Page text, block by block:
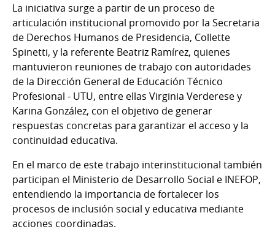
La iniciativa surge a partir de un proceso de
articulación institucional promovido por la Secretaria
de Derechos Humanos de Presidencia, Collette
Spinetti, y la referente Beatriz Ramírez, quienes
mantuvieron reuniones de trabajo con autoridades
de la Dirección General de Educación Técnico
Profesional - UTU, entre ellas Virginia Verderese y
Karina González, con el objetivo de generar
respuestas concretas para garantizar el acceso y la
continuidad educativa.
En el marco de este trabajo interinstitucional también
participan el Ministerio de Desarrollo Social e INEFOP,
entendiendo la importancia de fortalecer los
procesos de inclusión social y educativa mediante
acciones coordinadas.